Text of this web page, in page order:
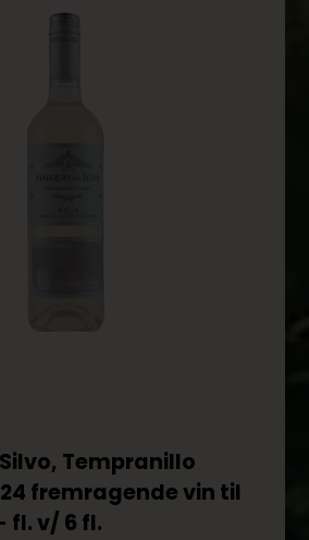
Tempranillo
fremragende vin til
fl. v/ 6 fl.